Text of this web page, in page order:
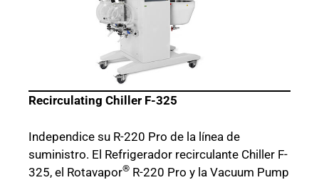
Recirculating Chiller F-325
Independice su R-220 Pro de la línea de
suministro. El Refrigerador recirculante Chiller F-
325, el Rotavapor® R-220 Pro y la Vacuum Pump